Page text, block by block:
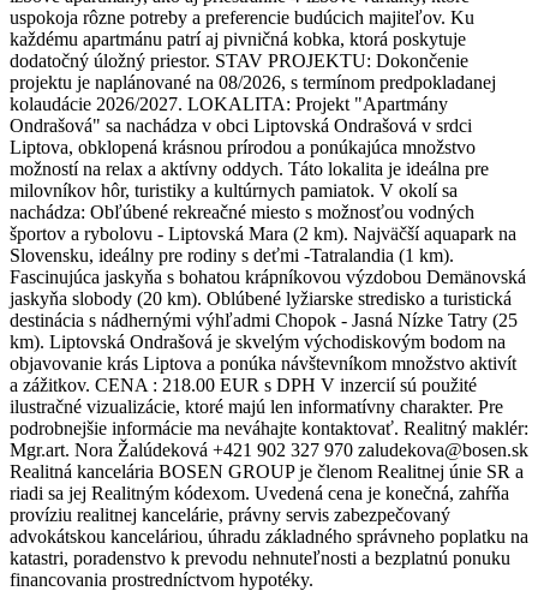
uspokoja rôzne potreby a preferencie budúcich majiteľov. Ku
každému apartmánu patrí aj pivničná kobka, ktorá poskytuje
dodatočný úložný priestor. STAV PROJEKTU: Dokončenie
projektu je naplánované na 08/2026, s termínom predpokladanej
kolaudácie 2026/2027. LOKALITA: Projekt "Apartmány
Ondrašová" sa nachádza v obci Liptovská Ondrašová v srdci
Liptova, obklopená krásnou prírodou a ponúkajúca množstvo
možností na relax a aktívny oddych. Táto lokalita je ideálna pre
milovníkov hôr, turistiky a kultúrnych pamiatok. V okolí sa
nachádza: Obľúbené rekreačné miesto s možnosťou vodných
športov a rybolovu - Liptovská Mara (2 km). Najväčší aquapark na
Slovensku, ideálny pre rodiny s deťmi -Tatralandia (1 km).
Fascinujúca jaskyňa s bohatou krápníkovou výzdobou Demänovská
jaskyňa slobody (20 km). Oblúbené lyžiarske stredisko a turistická
destinácia s nádhernými výhľadmi Chopok - Jasná Nízke Tatry (25
km). Liptovská Ondrašová je skvelým východiskovým bodom na
objavovanie krás Liptova a ponúka návštevníkom množstvo aktivít
a zážitkov. CENA : 218.00 EUR s DPH V inzercií sú použité
ilustračné vizualizácie, ktoré majú len informatívny charakter. Pre
podrobnejšie informácie ma neváhajte kontaktovať. Realitný maklér:
Mgr.art. Nora Žalúdeková +421 902 327 970 zaludekova@bosen.sk
Realitná kancelária BOSEN GROUP je členom Realitnej únie SR a
riadi sa jej Realitným kódexom. Uvedená cena je konečná, zahŕňa
províziu realitnej kancelárie, právny servis zabezpečovaný
advokátskou kanceláriou, úhradu základného správneho poplatku na
katastri, poradenstvo k prevodu nehnuteľnosti a bezplatnú ponuku
financovania prostredníctvom hypotéky.